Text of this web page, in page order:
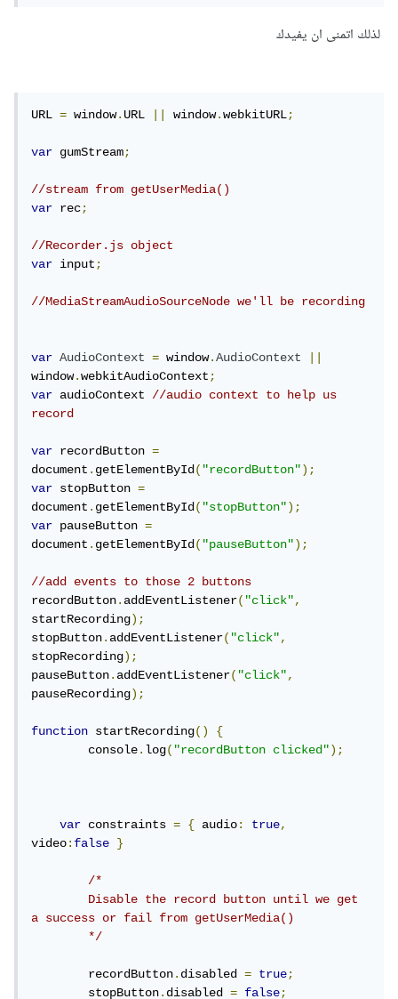
لذلك اتمنى ان يفيدك
URL = window.URL window.webkitURL;
var gumStream;
//stream from getUserMedia()
var rec;
//Recorder.js object
var input;
//MediaStreamAudioSourceNode we'll be recording
var AudioContext = window.AudioContext
window.webkitAudioContext;
var audioContext //audio context to help us
record
var recordButton =
document.getElementById("recordButton");
var stopButton =
document.getElementById("stopButton");
var pauseButton =
document.getElementById("pauseButton");
//add events to those 2 buttons
recordButton.addEventListener("click",
startRecording);
stopButton.addEventListener("click",
stopRecording);
pauseButton.addEventListener("click",
pauseRecording);
function startRecording()
{
	console
.log("recordButton clicked");
var constraints = { audio: true,
video:false }
/*
a success or fail from getUserMedia()
	*/
	recordButton
.disabled = true;
	stopButton
.disabled = false;